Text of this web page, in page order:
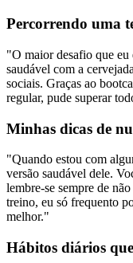
Percorrendo uma
"O maior desafio que
saudável com a
sociais. Graças ao
regular, pude superar
Minhas dicas de
"Quando estou com
versão saudável dele.
lembre-se sempre de
treino, eu só frequento
melhor."
Hábitos diários